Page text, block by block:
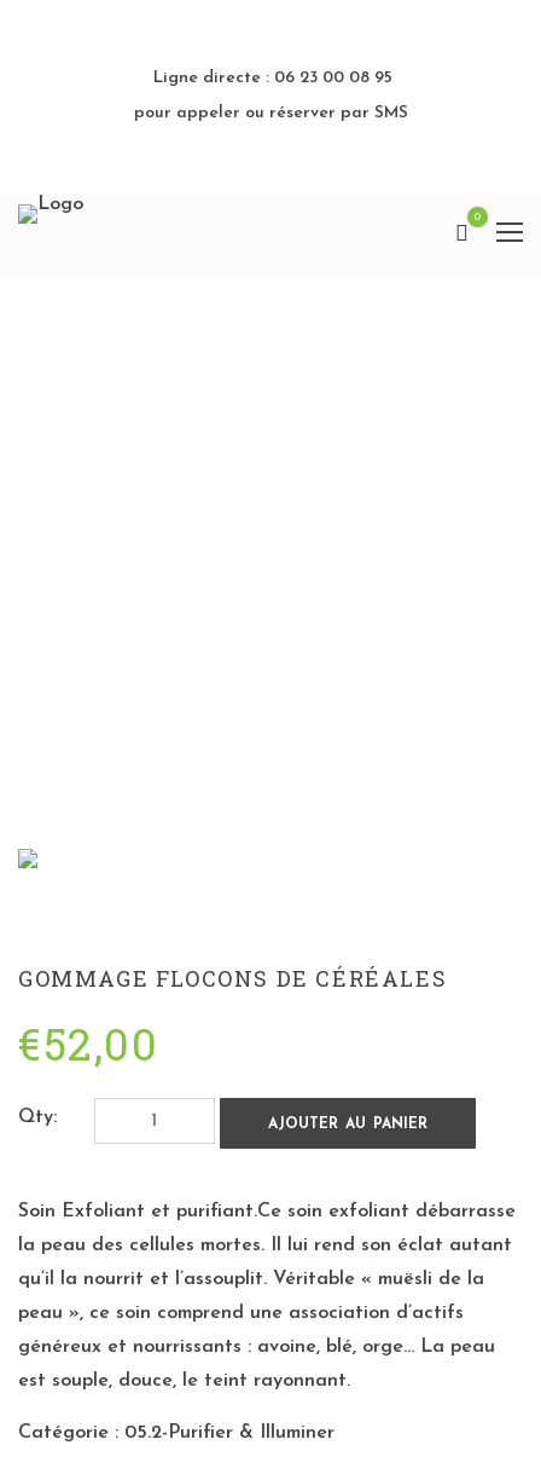
Ligne directe : 06 23 00 08 95
pour appeler ou réserver par SMS
0
GOMMAGE FLOCONS DE CÉRÉALES
€52,00
Qty: AJOUTER AU PANIER
Soin Exfoliant et purifiant.Ce soin exfoliant débarrasse
la peau des cellules mortes. Il lui rend son éclat autant
qu’il la nourrit et l’assouplit. Véritable « muësli de la
peau », ce soin comprend une association d’actifs
généreux et nourrissants : avoine, blé, orge… La peau
est souple, douce, le teint rayonnant.
Catégorie : 05.2-Purifier & Illuminer